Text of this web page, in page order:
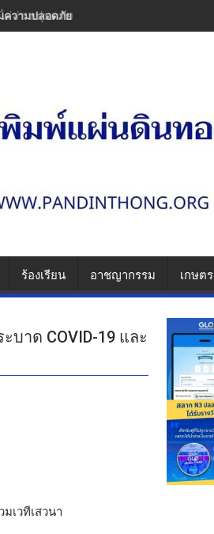
วามปลอดภัย ป้องกันซ้ำรอยความสูญเสียหมู่
ร้องเรียน อาชญากรรม เกษตร
าด COVID-19 และ
เวทีเสวนา